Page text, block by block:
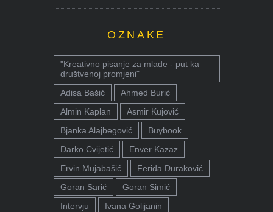
OZNAKE
"Kreativno pisanje za mlade - put ka
društvenoj promjeni"
Adisa Bašić
Ahmed Burić
Almin Kaplan
Asmir Kujović
Bjanka Alajbegović
Buybook
Darko Cvijetić
Enver Kazaz
Ervin Mujabašić
Ferida Duraković
Goran Sarić
Goran Simić
Intervju
Ivana Golijanin